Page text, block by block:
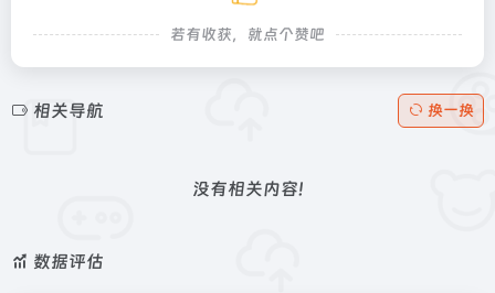
若有收获，就点个赞吧
相关导航 换一换
没有相关内容!
数据评估